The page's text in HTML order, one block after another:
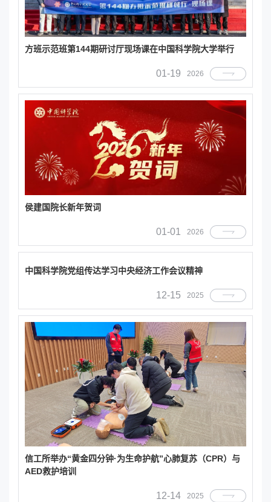
方班示范班第144期研讨厅现场课在中国科学院大学举行
01-19 2026
侯建国院长新年贺词
01-01 2026
中国科学院党组传达学习中央经济工作会议精神
12-15 2025
信工所举办“黄金四分钟·为生命护航”心肺复苏（CPR）与
AED救护培训
12-14 2025